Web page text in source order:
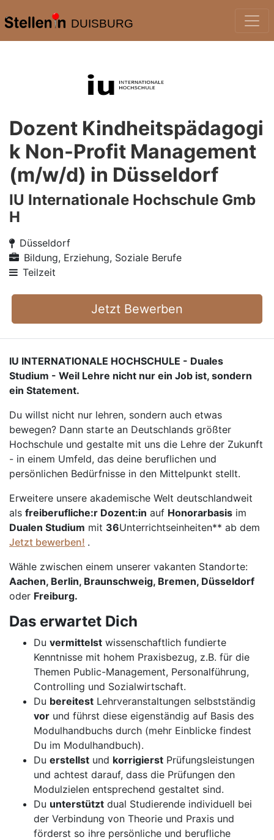
DUISBURG
Dozent Kindheitspädagogi
k Non-Profit Management
(m/w/d) in Düsseldorf
IU Internationale Hochschule Gmb
H
Düsseldorf
Bildung, Erziehung, Soziale Berufe
Teilzeit
Jetzt Bewerben
IU INTERNATIONALE HOCHSCHULE - Duales
Studium - Weil Lehre nicht nur ein Job ist, sondern
ein Statement.
Du willst nicht nur lehren, sondern auch etwas
bewegen? Dann starte an Deutschlands größter
Hochschule und gestalte mit uns die Lehre der Zukunft
- in einem Umfeld, das deine beruflichen und
persönlichen Bedürfnisse in den Mittelpunkt stellt.
Erweitere unsere akademische Welt deutschlandweit
als freiberufliche:r Dozent:in auf Honorarbasis im
Dualen Studium mit 36Unterrichtseinheiten** ab dem
Jetzt bewerben! .
Wähle zwischen einem unserer vakanten Standorte:
Aachen, Berlin, Braunschweig, Bremen, Düsseldorf
oder Freiburg.
Das erwartet Dich
Du vermittelst wissenschaftlich fundierte
Kenntnisse mit hohem Praxisbezug, z.B. für die
Themen Public-Management, Personalführung,
Controlling und Sozialwirtschaft.
Du bereitest Lehrveranstaltungen selbstständig
vor und führst diese eigenständig auf Basis des
Modulhandbuchs durch (mehr Einblicke findest
Du im Modulhandbuch).
Du erstellst und korrigierst Prüfungsleistungen
und achtest darauf, dass die Prüfungen den
Modulzielen entsprechend gestaltet sind.
Du unterstützt dual Studierende individuell bei
der Verbindung von Theorie und Praxis und
förderst so ihre persönliche und berufliche